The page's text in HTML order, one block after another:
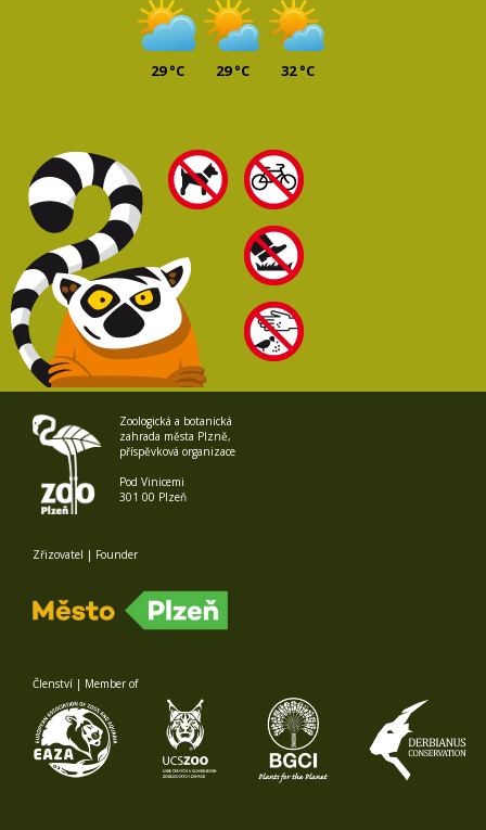
29 °C 29 °C 32 °C
Zoologická a botanická
zahrada města Plzně,
příspěvková organizace
Pod Vinicemi
301 00 Plzeň
Zřizovatel | Founder
Členství | Member of